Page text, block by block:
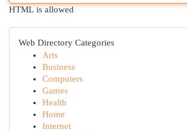
HTML is allowed
Web Directory Categories
Arts
Business
Computers
Games
Health
Home
Internet